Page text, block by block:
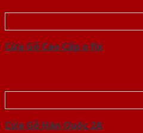
Cửa Gỗ Cao Cấp o fix
Cửa Gỗ Hàn Quốc 2A